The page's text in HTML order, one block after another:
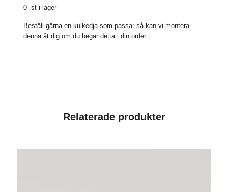
0 st i lager
Beställ gärna en kulkedja som passar så kan vi montera
denna åt dig om du begär detta i din order.